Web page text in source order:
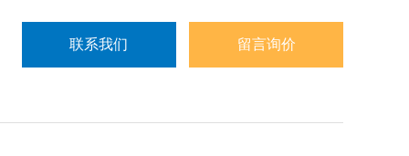
联系我们 留言询价